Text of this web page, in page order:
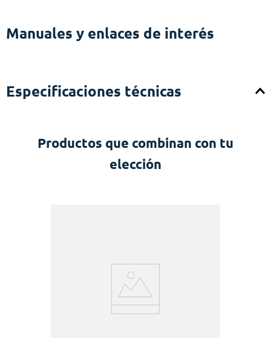
Manuales y enlaces de interés
Especificaciones técnicas
Productos que combinan con tu
elección